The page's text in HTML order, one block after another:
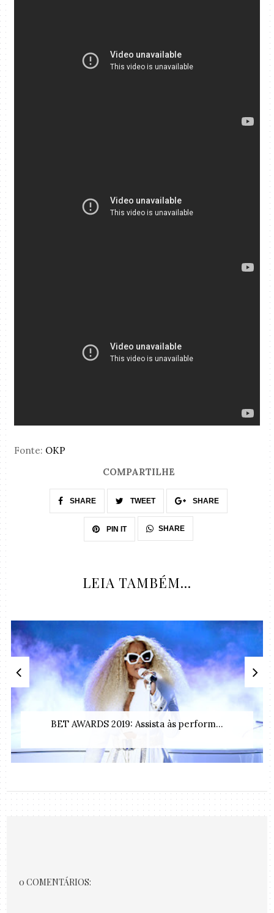
Fonte: OKP
COMPARTILHE
SHARE TWEET SHARE
PIN IT SHARE
LEIA TAMBÉM...
BET AWARDS 2019: Assista às perform...
0 COMENTÁRIOS: